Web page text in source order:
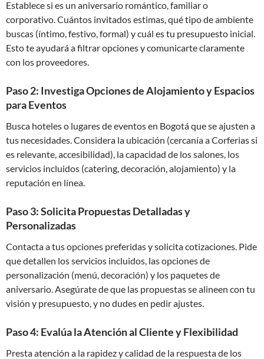
Establece si es un aniversario romántico, familiar o
corporativo. Cuántos invitados estimas, qué tipo de ambiente
buscas (íntimo, festivo, formal) y cuál es tu presupuesto inicial.
Esto te ayudará a filtrar opciones y comunicarte claramente
con los proveedores.
Paso 2: Investiga Opciones de Alojamiento y Espacios
para Eventos
Busca hoteles o lugares de eventos en Bogotá que se ajusten a
tus necesidades. Considera la ubicación (cercanía a Corferias si
es relevante, accesibilidad), la capacidad de los salones, los
servicios incluidos (catering, decoración, alojamiento) y la
reputación en línea.
Paso 3: Solicita Propuestas Detalladas y
Personalizadas
Contacta a tus opciones preferidas y solicita cotizaciones. Pide
que detallen los servicios incluidos, las opciones de
personalización (menú, decoración) y los paquetes de
aniversario. Asegúrate de que las propuestas se alineen con tu
visión y presupuesto, y no dudes en pedir ajustes.
Paso 4: Evalúa la Atención al Cliente y Flexibilidad
Presta atención a la rapidez y calidad de la respuesta de los